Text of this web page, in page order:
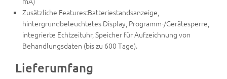
Zusätzliche Features:Batteriestandsanzeige,
hintergrundbeleuchtetes Display, Programm-/Gerätesperre,
integrierte Echtzeituhr, Speicher für Aufzeichnung von
Behandlungsdaten (bis zu 600 Tage).
Lieferumfang